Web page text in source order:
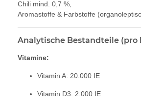
Chili mind. 0,7 %,
Aromastoffe & Farbstoffe
Analytische Bestandteile (pro
Vitamine:
Vitamin A: 20.000 IE
Vitamin D3: 2.000 IE